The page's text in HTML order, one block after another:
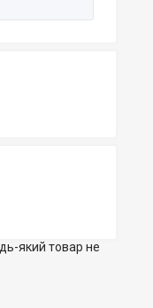
який товар не